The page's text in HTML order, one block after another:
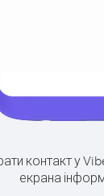
контакт у
екрана